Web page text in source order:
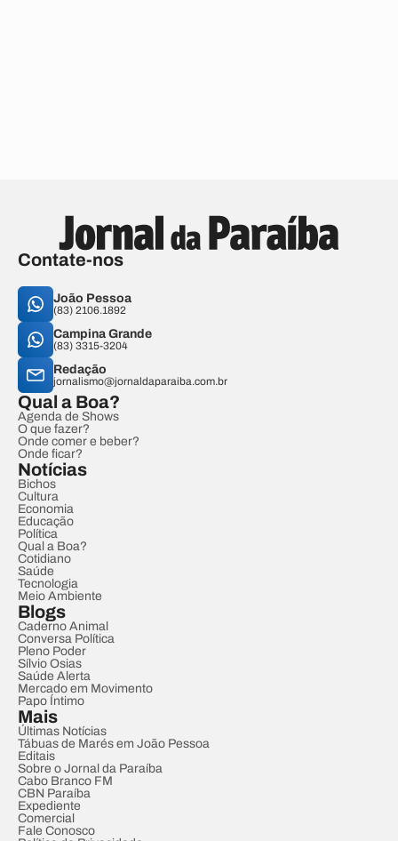
Contate-nos
João Pessoa
(83) 2106.1892
Campina Grande
(83) 3315-3204
Redação
jornalismo@jornaldaparaiba.com.br
Qual a Boa?
Agenda de Shows
O que fazer?
Onde comer e beber?
Onde ficar?
Notícias
Bichos
Cultura
Economia
Educação
Política
Qual a Boa?
Cotidiano
Saúde
Tecnologia
Meio Ambiente
Blogs
Caderno Animal
Conversa Política
Pleno Poder
Sílvio Osias
Saúde Alerta
Mercado em Movimento
Papo Íntimo
Mais
Últimas Notícias
Tábuas de Marés em João Pessoa
Editais
Sobre o Jornal da Paraíba
Cabo Branco FM
CBN Paraíba
Expediente
Comercial
Fale Conosco